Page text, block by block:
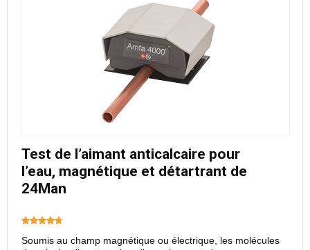
Test de l’aimant anticalcaire pour
l’eau, magnétique et détartrant de
24Man
Soumis au champ magnétique ou électrique, les molécules